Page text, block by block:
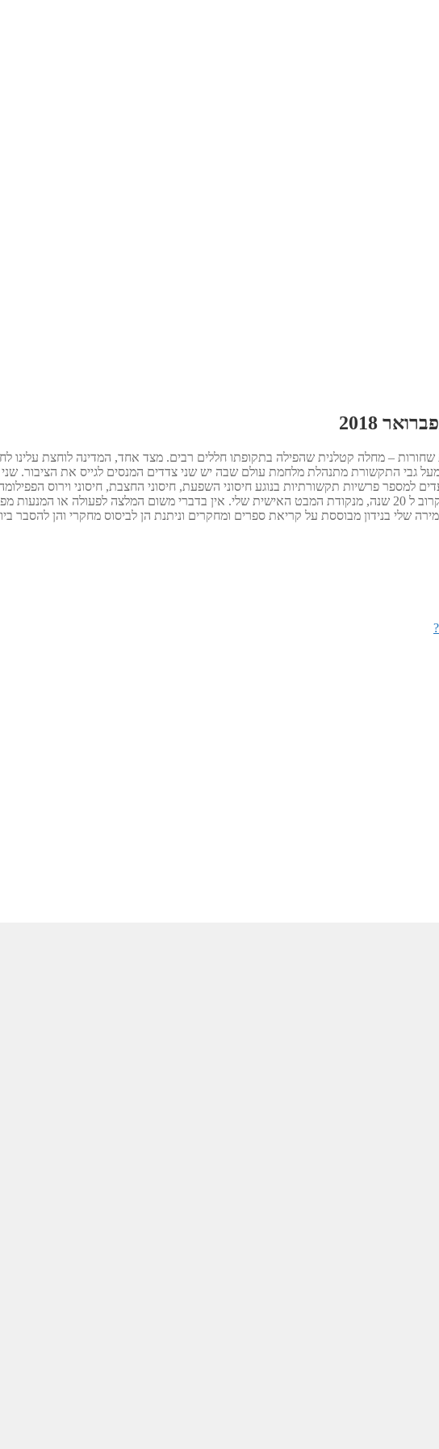
2018
לראשונה ב 1796- את החיסון נגד אבעבועות שחורות – מחלה קטלנית שהפילה בתקופתו חללים רבים. מצד אחד, המדינה
מעל גבי התקשורת מתנהלת מלחמת עולם שבה יש שני צדדים המנסים לגייס את הציבור.
למספר פרשיות תקשורתיות בנוגע חיסוני השפעת, חיסוני החצבת, חיסוני וירוס
אכתוב על נושא החיסונים, אותו אני לומד וחוקר כאוטודידקט (לא בשום מוסד רפואי) קרוב ל 20 שנה, מנקודת המבט האישית שלי. אין
שלי בנידון מבוססת על קריאת ספרים ומחקרים וניתנת הן לביסוס מחקרי והן להסבר